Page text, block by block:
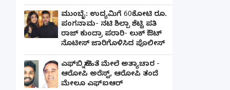
ಮುಂಬೈ: ಉದ್ಯಮಿಗೆ 60ಕೋಟಿ ರೂ.
ಪಂಗನಾಮ- ನಟಿ ಶಿಲ್ಪಾ ಶೆಟ್ಟಿ ಪತಿ
ರಾಜ್ ಕುಂದ್ರಾ ಪರಾರಿ- ಲುಕ್ ಔಟ್
ನೊಟೀಸ್ ಜಾರಿಗೊಳಿಸಿದ ಪೊಲೀಸ್
ಎಫ್‌ಬಿ ಸ್ನೇಹಿತೆ ಮೇಲೆ ಅತ್ಯಾಚಾರ -
ಆರೋಪಿ ಅರೆಸ್ಟ್, ಆರೋಪಿ ತಂದೆ
ಮೇಲೂ ಎಫ್ಐಆರ್